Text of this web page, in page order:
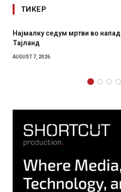
ТИКЕР
СОЗИС: Украинците повеќе им
отколку на Зеленски
AUGUST 7, 2026